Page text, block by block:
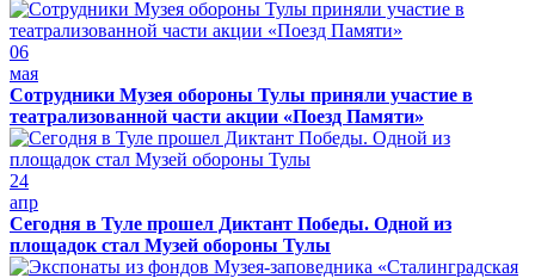
06
мая
Сотрудники Музея обороны Тулы приняли участие в
театрализованной части акции «Поезд Памяти»
24
апр
Сегодня в Туле прошел Диктант Победы. Одной из
площадок стал Музей обороны Тулы